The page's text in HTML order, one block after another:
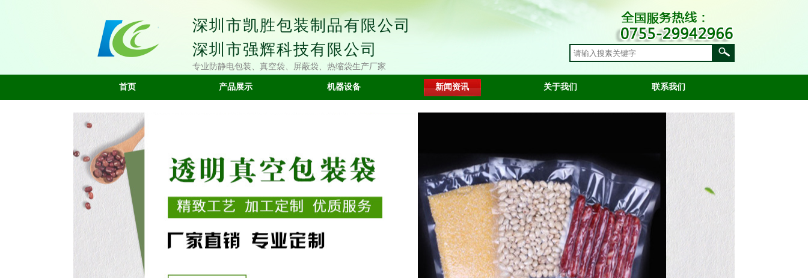
深圳市凯胜包装制品有限公司
深圳市强辉科技有限公司
专业防静电包装、真空袋、屏蔽袋、热缩袋生产厂家
首页 产品展示 机器设备 新闻资讯 关于我们 联系我们